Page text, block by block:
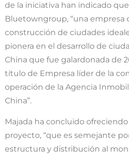
de la iniciativa han indicado
Bluetowngroup, “una empresa
construcción de ciudades
pionera en el desarrollo de
China que fue galardonada de
título de Empresa líder de la
operación de la Agencia
China”.
Majada ha concluido
proyecto, “que es semejante
estructura y distribución al